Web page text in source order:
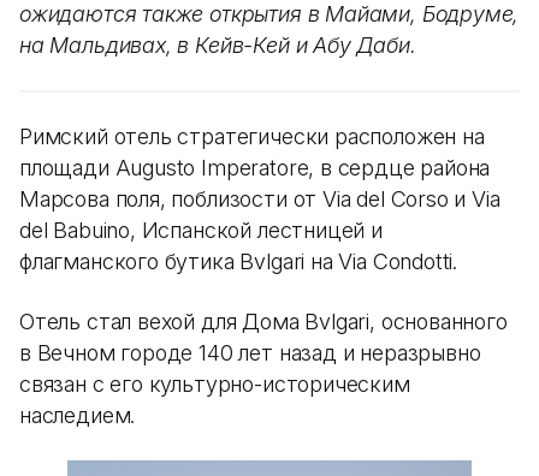
ожидаются также открытия в Майами, Бодруме,
на Мальдивах, в Кейв-Кей и Абу Даби.
Римский отель стратегически расположен на
площади Augusto Imperatore, в сердце района
Марсова поля, поблизости от Via del Corso и Via
del Babuino, Испанской лестницей и
флагманского бутика Bvlgari на Via Condotti.
Отель стал вехой для Дома Bvlgari, основанного
в Вечном городе 140 лет назад и неразрывно
связан с его культурно-историческим
наследием.